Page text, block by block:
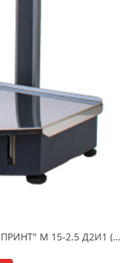
Весы с печатью этикеток "ШТРИХ-ПРИНТ" М 15-2.5 Д2И1 (v.4.5)